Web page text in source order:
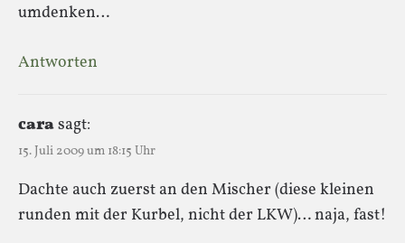
umdenken…
Antworten
carasagt:
15. Juli 2009 um 18:15 Uhr
Dachte auch zuerst an den Mischer (diese kleinen
runden mit der Kurbel, nicht der LKW)… naja, fast!